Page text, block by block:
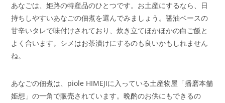
あなごは、姫路の特産品のひとつです。お土産にするなら、日
持ちしやすいあなごの佃煮を選んでみましょう。醤油ベースの
甘辛いタレで味付けされており、炊き立てほかほかの白ご飯と
よく合います。シメはお茶漬けにするのも良いかもしれません
ね。
あなごの佃煮は、piole HIMEJIに入っている土産物屋「播磨本舗
姫想」の一角で販売されています。晩酌のお供にもできるの